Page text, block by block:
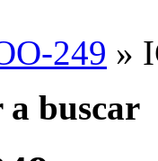
249 »
a buscar